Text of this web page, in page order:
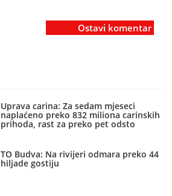
Ostavi komentar
Uprava carina: Za sedam mjeseci
naplaćeno preko 832 miliona carinskih
prihoda, rast za preko pet odsto
TO Budva: Na rivijeri odmara preko 44
hiljade gostiju